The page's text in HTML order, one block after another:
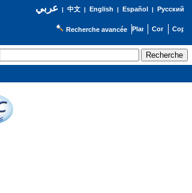
عربي| 中文| English | Español | Русский
Recherche avancée